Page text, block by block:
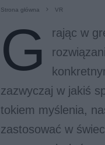
Strona główna VR
G
rając w
zazwyczaj w jakiś
tokiem myślenia,
zastosować w